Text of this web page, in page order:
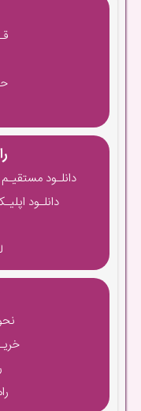
دانلـود
دانلـود